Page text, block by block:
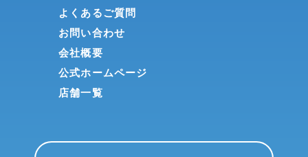
よくあるご質問
お問い合わせ
会社概要
公式ホームページ
店舗一覧